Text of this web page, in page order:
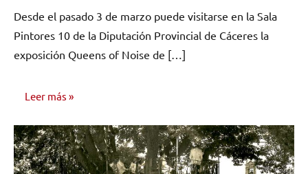
comentarios
Desde el pasado 3 de marzo puede visitarse en la Sala
Pintores 10 de la Diputación Provincial de Cáceres la
exposición Queens of Noise de […]
Leer más
NOTICIAS